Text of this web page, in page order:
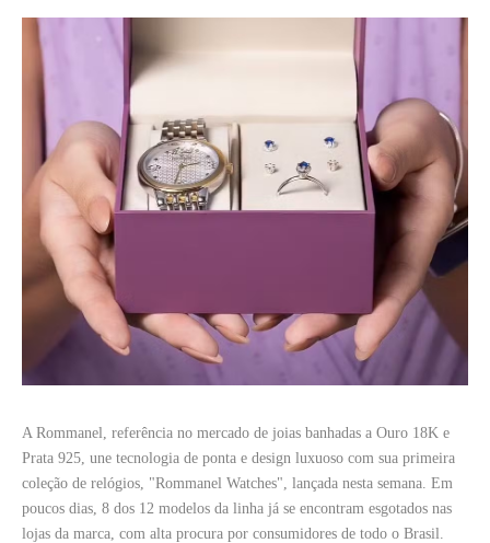
A Rommanel, referência no mercado de joias banhadas a Ouro 18K e
Prata 925, une tecnologia de ponta e design luxuoso com sua primeira
coleção de relógios, "Rommanel Watches", lançada nesta semana. Em
poucos dias, 8 dos 12 modelos da linha já se encontram esgotados nas
lojas da marca, com alta procura por consumidores de todo o Brasil.